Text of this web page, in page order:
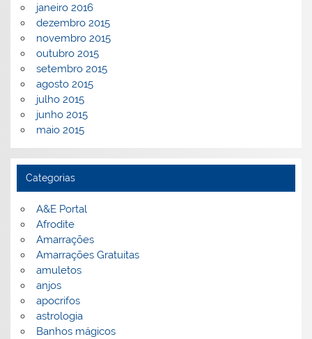
janeiro 2016
dezembro 2015
novembro 2015
outubro 2015
setembro 2015
agosto 2015
julho 2015
junho 2015
maio 2015
Categorias
A&E Portal
Afrodite
Amarrações
Amarrações Gratuitas
amuletos
anjos
apocrifos
astrologia
Banhos mágicos